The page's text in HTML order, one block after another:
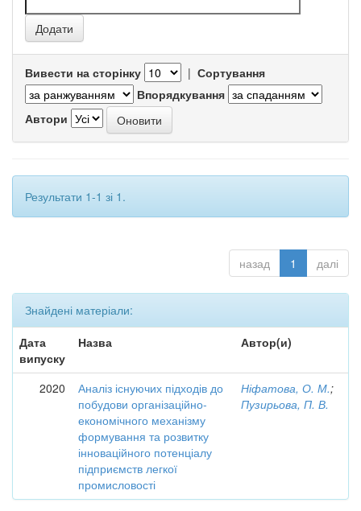
Вивести на сторінку | Сортування
Впорядкування
Автори
Результати 1-1 зі 1.
назад 1 далі
Знайдені матеріали:
Дата
випуску
Назва Автор(и)
2020
Аналіз існуючих підходів до
побудови організаційно-
економічного механізму
формування та розвитку
інноваційного потенціалу
підприємств легкої
промисловості
Ніфатова, О. М.;
Пузирьова, П. В.